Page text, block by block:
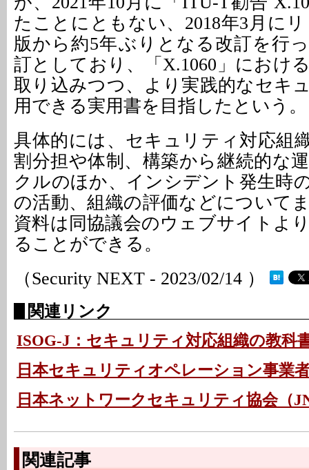
たことにともない、2018年3月に
版から約5年ぶりとなる改訂を行
訂としており、「X.1060」におけ
取り込みつつ、より実践的なセキ
用できる実用書を目指したという。
具体的には、セキュリティ対応組
割分担や体制、構築から継続的な
クルのほか、インシデント発生時
の活動、組織の評価などについて
資料は同協議会のウェブサイトよ
ることができる。
（Security NEXT - 2023/02/14 ）
関連リンク
ISOG-J：セキュリティ対応組織の教科
日本セキュリティオペレーション事業
日本ネットワークセキュリティ協会（
関連記事